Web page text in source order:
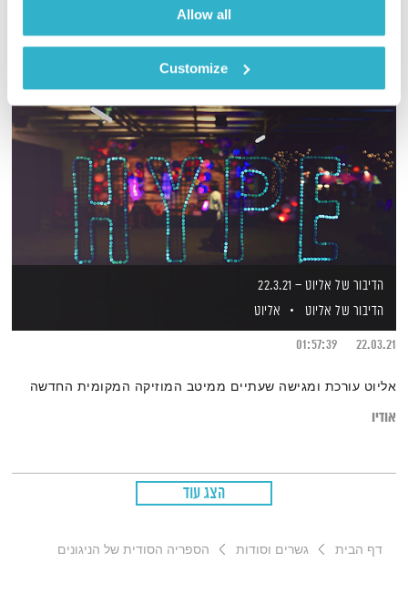
Allow all
Customize
הדיבור של אליוט – 22.3.21
הדיבור של אליוט
אליוט
22.03.21
01:57:39
אליוט עורכת ומגישה שעתיים ממיטב המוזיקה המקומית החדשה
אודיו
הצג עוד
דף הבית גשרים וסודות הספריה הסודית של הניגונים